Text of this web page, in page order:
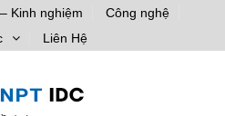
Kinh nghiệm
Công nghệ
Liên Hệ